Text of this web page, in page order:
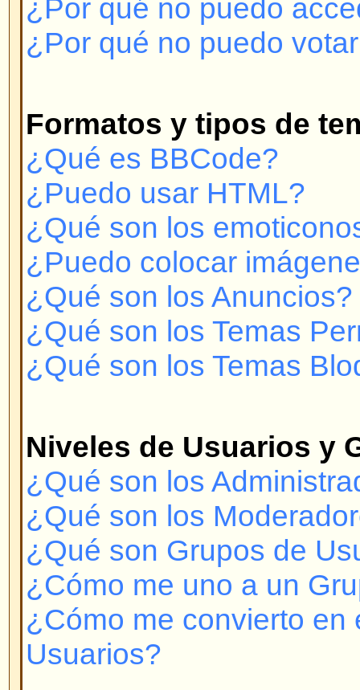
Niveles de Usuarios y Grupos
¿Qué son Grupos de Usuarios?
¿Cómo me uno a un Grupo de
¿Cómo me convierto en el
Usuarios?
Mensajería Privada
¡No puedo enviar Mensajes
¡Recibo constantemente
deseados!
¡He recibido spam o correo
Con respecto a phpBB 2
¿Quién hizo este sistema de
¿Por qué no está X
¿A quién contacto con respecto
legales sobre este sistema de